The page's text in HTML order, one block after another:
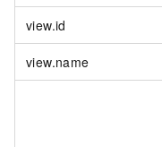
view.id
view.name